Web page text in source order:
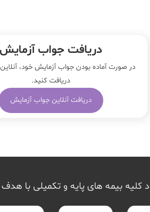
دریافت جواب آزمایش
در صورت آماده بودن جواب آزمایش خود،
دریافت کنید.
دریافت آنلاین جواب آزمایش
کلیه بیمه های پایه و تکمیلی با